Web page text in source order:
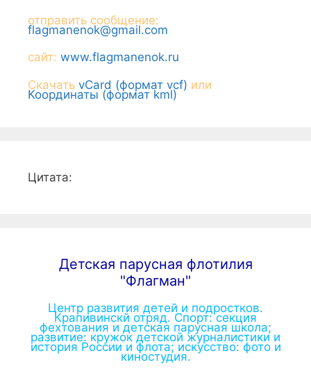
отправить сообщение:
flagmanenok@gmail.com
сайт: www.flagmanenok.ru
Скачать vCard (формат vcf) или
Координаты (формат kml)
Цитата:
Детская парусная флотилия
"Флагман"
Центр развития детей и подростков.
Крапивинскй отряд. Спорт: секция
фехтования и детская парусная школа;
развитие: кружок детской журналистики и
история России и флота; искусство: фото и
киностудия.